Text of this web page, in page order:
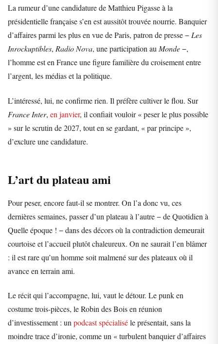
La rumeur d’une candidature de Matthieu Pigasse à la
présidentielle française s’en est aussitôt trouvée nourrie. Banquier
d’affaires parmi les plus en vue de Paris, patron de presse −Les
Inrockuptibles, Radio Nova, une participation auMonde−,
l’homme est en France une figure familière du croisement entre
l’argent, les médias et la politique.
L’intéressé, lui, ne confirme rien. Il préfère cultiver le flou. Sur
France Inter, en janvier, il confiait vouloir « peser le plus possible
» sur le scrutin de 2027, tout en se gardant, « par principe »,
d’exclure une candidature.
L’art du plateau ami
Pour peser, encore faut-il se montrer. On l’a donc vu, ces
dernières semaines, passer d’un plateau à l’autre − de Quotidien à
Quelle époque ! − dans des décors où la contradiction demeurait
courtoise et l’accueil plutôt chaleureux. On ne saurait l’en blâmer
: il est rare qu’un homme soit malmené sur des plateaux où il
avance en terrain ami.
Le récit qui l’accompagne, lui, vaut le détour. Le punk en
costume trois-pièces, le Robin des Bois en réunion
d’investissement : unpodcast spécialiséle présentait, sans la
moindre trace d’ironie, comme un « turbulent banquier d’affaires